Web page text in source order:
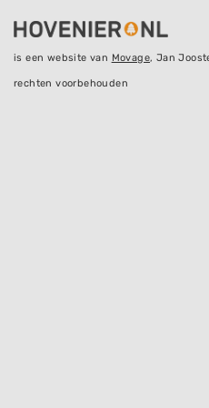
is een website van Movage, Jan
rechten voorbehouden